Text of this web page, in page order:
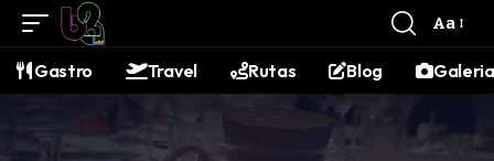
contenido Aa
Gastro Travel Rutas Blog Galeria